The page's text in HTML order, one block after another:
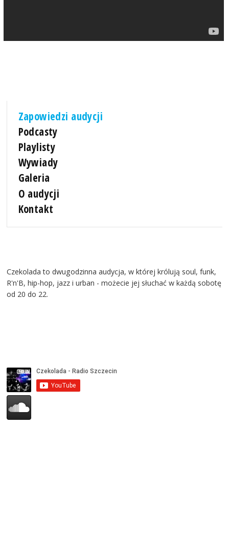
Zapowiedzi audycji
Podcasty
Playlisty
Wywiady
Galeria
O audycji
Kontakt
Czekolada to dwugodzinna audycja, w której królują soul, funk,
R'n'B, hip-hop, jazz i urban - możecie jej słuchać w każdą sobotę
od 20 do 22.